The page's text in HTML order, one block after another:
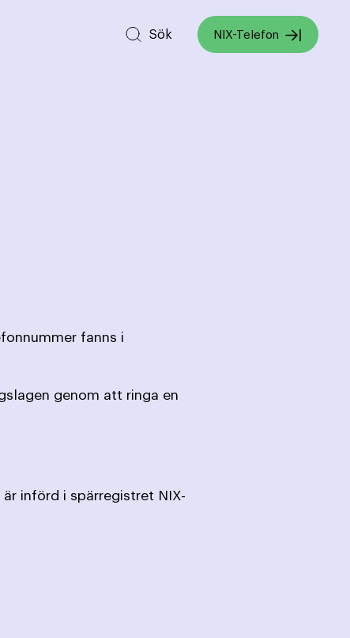
Sök NIX-Telefon
fanns i
genom att ringa en
införd i spärregistret NIX-